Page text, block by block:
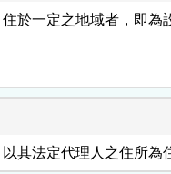
於一定之地域者，即為
其法定代理人之住所為